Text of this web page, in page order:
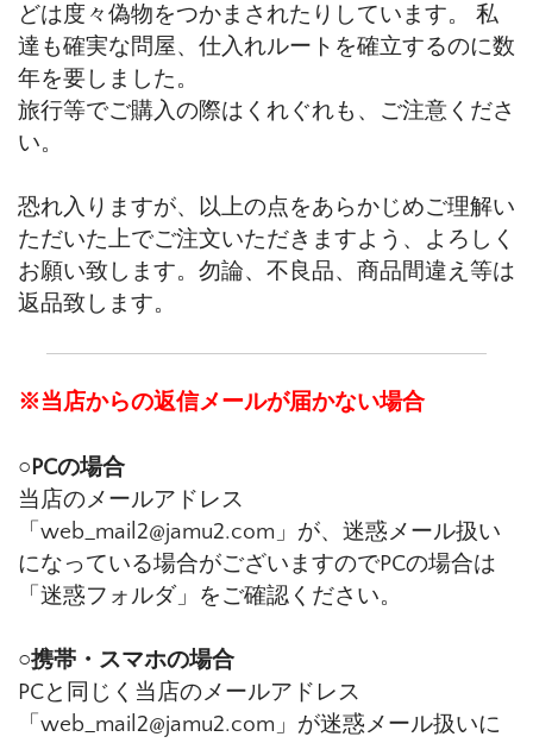
どは度々偽物をつかまされたりしています。 私
達も確実な問屋、仕入れルートを確立するのに数
年を要しました。
旅行等でご購入の際はくれぐれも、ご注意くださ
い。
恐れ入りますが、以上の点をあらかじめご理解い
ただいた上でご注文いただきますよう、よろしく
お願い致します。勿論、不良品、商品間違え等は
返品致します。
※当店からの返信メールが届かない場合
○PCの場合
当店のメールアドレス
「web_mail2@jamu2.com」が、迷惑メール扱い
になっている場合がございますのでPCの場合は
「迷惑フォルダ」をご確認ください。
○携帯・スマホの場合
PCと同じく当店のメールアドレス
「web_mail2@jamu2.com」が迷惑メール扱いに